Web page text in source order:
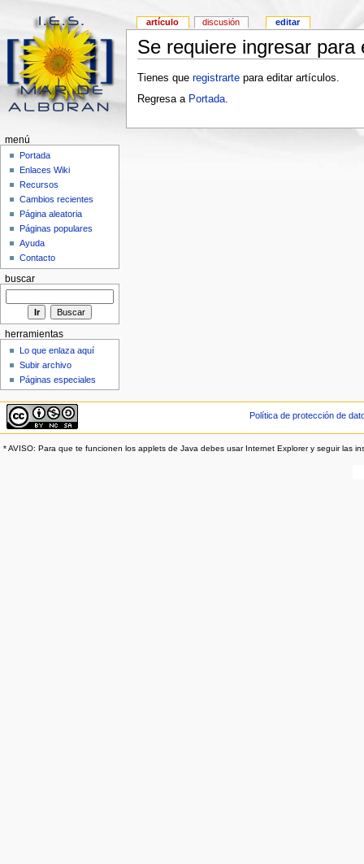
Se requiere ingresar para
Tienes que registrartepara editar artículos.
Regresa a Portada.
artículo discusión editar
menú
Portada
Enlaces Wiki
Recursos
Cambios recientes
Página aleatoria
Páginas populares
Ayuda
Contacto
buscar
herramientas
Lo que enlaza aquí
Subir archivo
Páginas especiales
Política de protección de
* AVISO: Para que te funcionen los applets de Java debes usar Internet Explorer y seguir las